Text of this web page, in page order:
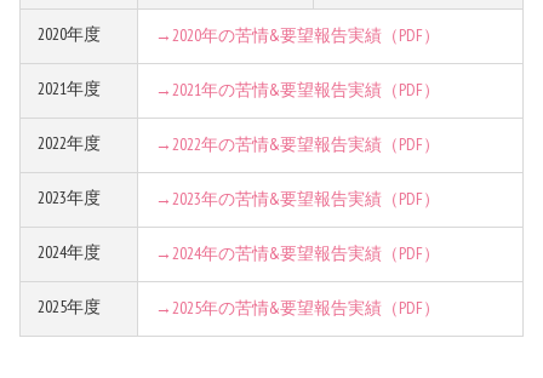
2020年度 →2020年の苦情&要望報告実績（PDF）
2021年度 →2021年の苦情&要望報告実績（PDF）
2022年度 →2022年の苦情&要望報告実績（PDF）
2023年度 →2023年の苦情&要望報告実績（PDF）
2024年度 →2024年の苦情&要望報告実績（PDF）
2025年度 →2025年の苦情&要望報告実績（PDF）